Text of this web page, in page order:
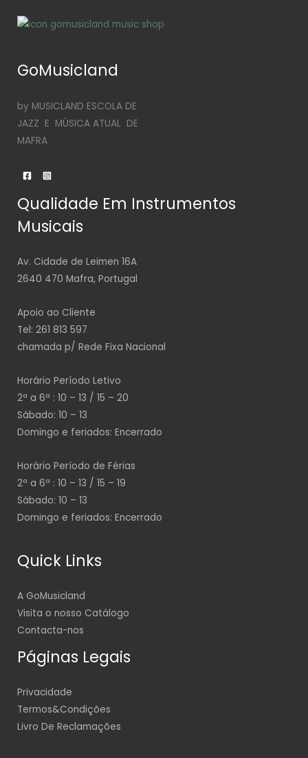
GoMusicland
by MUSICLAND ESCOLA DE
JAZZ E MÚSICA ATUAL DE
MAFRA
Qualidade Em Instrumentos
Musicais
Av. Cidade de Leimen 16A
2640 470 Mafra, Portugal
Apoio ao Cliente
Tel: 261 813 597
chamada p/ Rede Fixa Nacional
Horário Período Letivo
2ª a 6ª : 10 – 13 / 15 – 20
Sábado: 10 – 13
Domingo e feriados: Encerrado
Horário Período de Férias
2ª a 6ª : 10 – 13 / 15 – 19
Sábado: 10 – 13
Domingo e feriados: Encerrado
Quick Links
A GoMusicland
Visita o nosso Catálogo
Contacta-nos
Páginas Legais
Privacidade
Termos&Condições
Livro De Reclamações